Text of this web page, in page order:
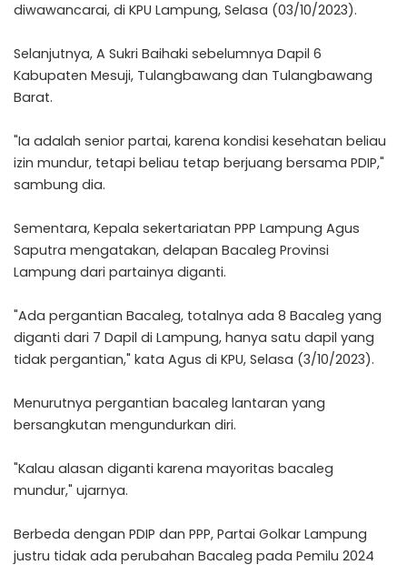
diwawancarai, di KPU Lampung, Selasa (03/10/2023).
Selanjutnya, A Sukri Baihaki sebelumnya Dapil 6
Kabupaten Mesuji, Tulangbawang dan Tulangbawang
Barat.
"Ia adalah senior partai, karena kondisi kesehatan beliau
izin mundur, tetapi beliau tetap berjuang bersama PDIP,"
sambung dia.
Sementara, Kepala sekertariatan PPP Lampung Agus
Saputra mengatakan, delapan Bacaleg Provinsi
Lampung dari partainya diganti.
"Ada pergantian Bacaleg, totalnya ada 8 Bacaleg yang
diganti dari 7 Dapil di Lampung, hanya satu dapil yang
tidak pergantian," kata Agus di KPU, Selasa (3/10/2023).
Menurutnya pergantian bacaleg lantaran yang
bersangkutan mengundurkan diri.
"Kalau alasan diganti karena mayoritas bacaleg
mundur," ujarnya.
Berbeda dengan PDIP dan PPP, Partai Golkar Lampung
justru tidak ada perubahan Bacaleg pada Pemilu 2024